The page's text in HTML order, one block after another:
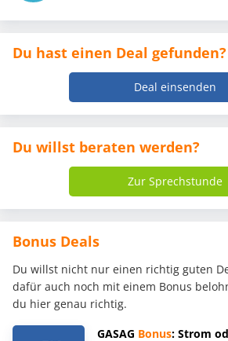
Du hast einen Deal gefunden?
Deal einsenden
Du willst beraten werden?
Zur Sprechstunde
Bonus Deals
Du willst nicht nur einen richtig guten
dafür auch noch mit einem Bonus
du hier genau richtig.
GASAG Bonus: Strom